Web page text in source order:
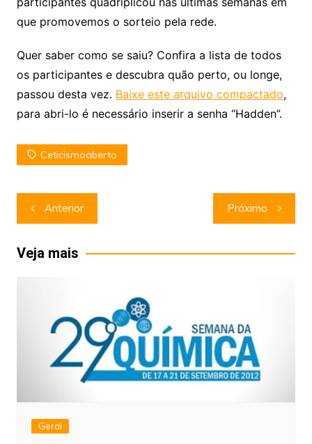
que promovemos o sorteio pela rede.
Quer saber como se saiu? Confira a lista de todos
os participantes e descubra quão perto, ou longe,
passou desta vez. Baixe este arquivo compactado,
para abri-lo é necessário inserir a senha “Hadden”.
Ceticismoaberto
Navegação
de
Post
Anterior Próximo
Veja mais
Geral